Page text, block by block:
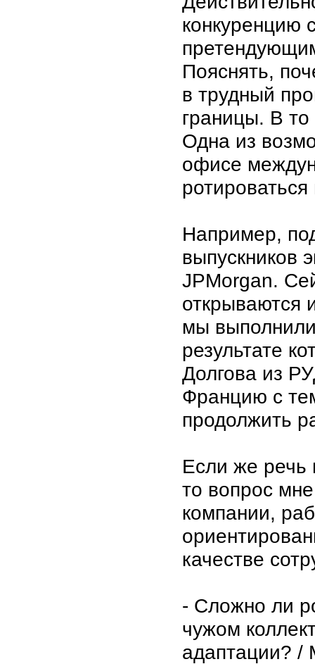
конкуренцию
Пояснять,
в трудный
границы. В
Одна из
офисе
Например,
выпускников
JPMorgan.
открываются
мы
результате
Долгова из
Францию с
продолжить
Если же речь
то вопрос
компании,
качестве
- Сложно ли
чужом
адаптации? /